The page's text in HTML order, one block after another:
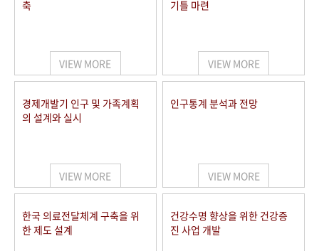
축
VIEW MORE
기틀 마련
VIEW MORE
경제개발기 인구 및 가족계획
의 설계와 실시
VIEW MORE
인구통계 분석과 전망
VIEW MORE
한국 의료전달체계 구축을 위
한 제도 설계
건강수명 향상을 위한 건강증
진 사업 개발